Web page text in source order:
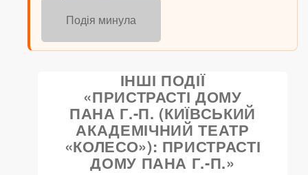
Подія минула
ІНШІ ПОДІЇ
«ПРИСТРАСТІ ДОМУ
ПАНА Г.-П. (КИЇВСЬКИЙ
АКАДЕМІЧНИЙ ТЕАТР
«КОЛЕСО»): ПРИСТРАСТІ
ДОМУ ПАНА Г.-П.»